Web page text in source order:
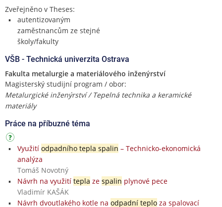
Zveřejněno v Theses:
autentizovaným
zaměstnancům ze stejné
školy/fakulty
VŠB - Technická univerzita Ostrava
Fakulta metalurgie a materiálového inženýrství
Magisterský studijní program / obor:
Metalurgické inženýrství / Tepelná technika a keramické
materiály
Práce na příbuzné téma
Využití odpadního tepla spalin – Technicko-ekonomická
analýza
Tomáš Novotný
Návrh na využití tepla ze spalin plynové pece
Vladimír KAŠÁK
Návrh dvoutlakého kotle na odpadní teploza spalovací